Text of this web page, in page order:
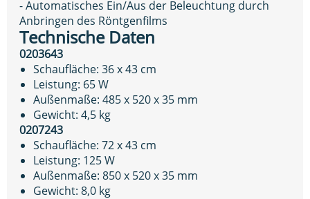
- Automatisches Ein/Aus der Beleuchtung durch
Anbringen des Röntgenfilms
Technische Daten
0203643
Schaufläche: 36 x 43 cm
Leistung: 65 W
Außenmaße: 485 x 520 x 35 mm
Gewicht: 4,5 kg
0207243
Schaufläche: 72 x 43 cm
Leistung: 125 W
Außenmaße: 850 x 520 x 35 mm
Gewicht: 8,0 kg